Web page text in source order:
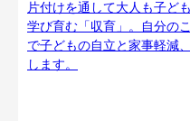
片付けを通して大人も子ど
学び育む「収育」。自分の
で子どもの自立と家事軽減
します。